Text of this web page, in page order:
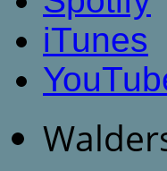
iTunes